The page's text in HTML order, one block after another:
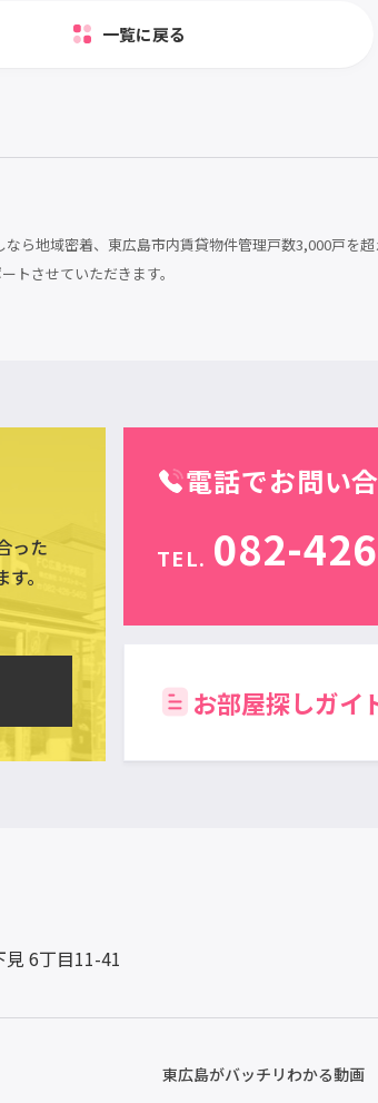
一覧に戻る
ら地域密着、東広島市内賃貸物件管理戸数3,000戸を
トさせていただきます。
った
。
電話でお問い
TEL. 082-
お部屋探しガイ
6丁目11-41
東広島がバッチリわかる動画